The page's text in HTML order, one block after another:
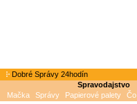
Dobré Správy 24hodín
Spravodajstvo
Mačka
Správy Papierové palety